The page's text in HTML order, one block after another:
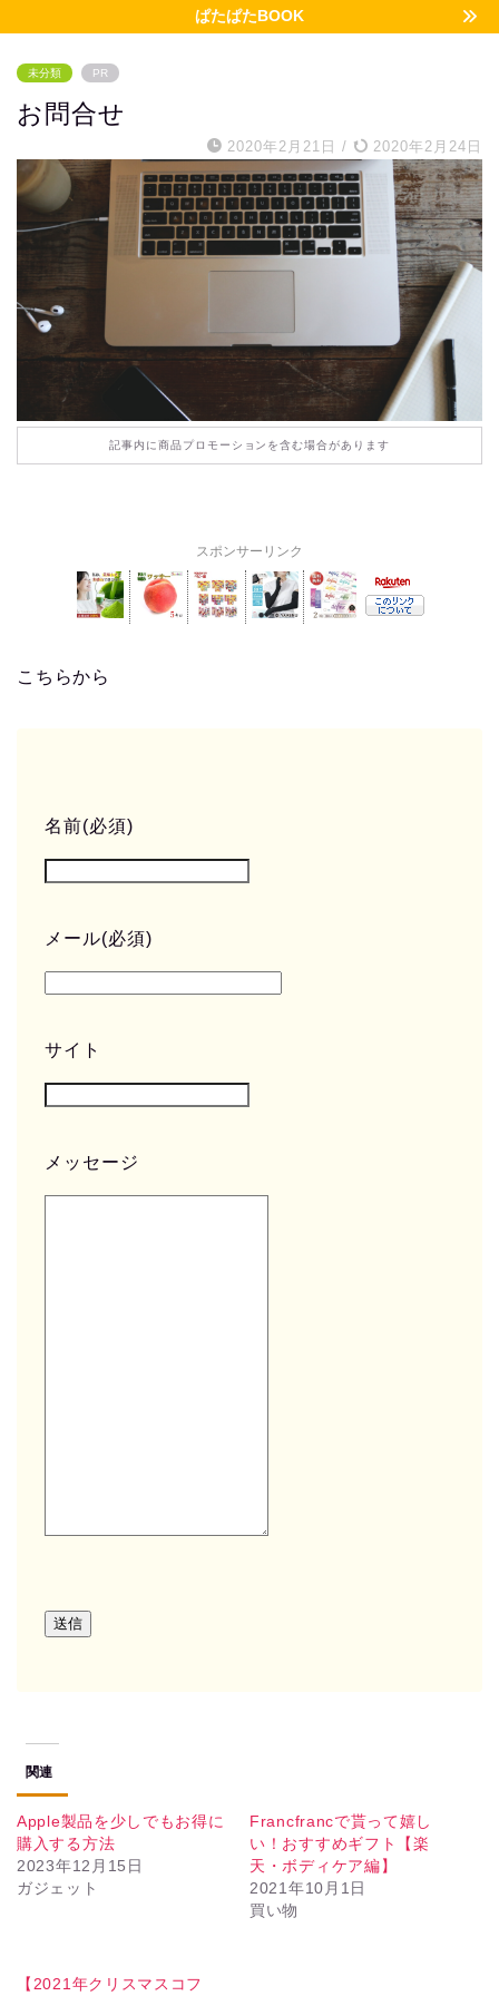
ぱたぱたBOOK
未分類 PR
お問合せ
2020年2月21日 / 2020年2月24日
記事内に商品プロモーションを含む場合があります
スポンサーリンク
こちらから
名前(必須)
メール(必須)
サイト
メッセージ
送信
関連
Apple製品を少しでもお得に
購入する方法
2023年12月15日
ガジェット
Francfrancで貰って嬉し
い！おすすめギフト【楽
天・ボディケア編】
2021年10月1日
買い物
【2021年クリスマスコフ